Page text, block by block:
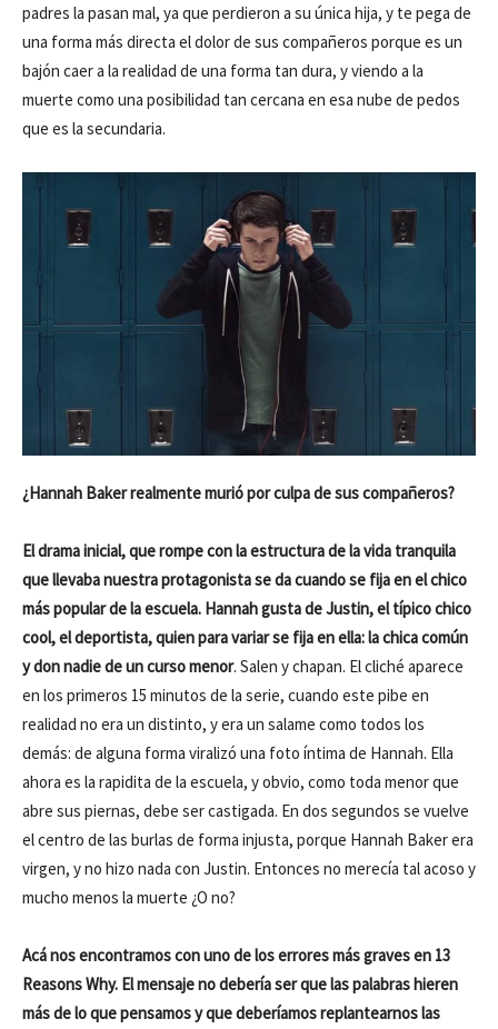
padres la pasan mal, ya que perdieron a su única hija, y te pega de
una forma más directa el dolor de sus compañeros porque es un
bajón caer a la realidad de una forma tan dura, y viendo a la
muerte como una posibilidad tan cercana en esa nube de pedos
que es la secundaria.
¿Hannah Baker realmente murió por culpa de sus compañeros?
El drama inicial, que rompe con la estructura de la vida tranquila
que llevaba nuestra protagonista se da cuando se fija en el chico
más popular de la escuela. Hannah gusta de Justin, el típico chico
cool, el deportista, quien para variar se fija en ella: la chica común
y don nadie de un curso menor. Salen y chapan. El cliché aparece
en los primeros 15 minutos de la serie, cuando este pibe en
realidad no era un distinto, y era un salame como todos los
demás: de alguna forma viralizó una foto íntima de Hannah. Ella
ahora es la rapidita de la escuela, y obvio, como toda menor que
abre sus piernas, debe ser castigada. En dos segundos se vuelve
el centro de las burlas de forma injusta, porque Hannah Baker era
virgen, y no hizo nada con Justin. Entonces no merecía tal acoso y
mucho menos la muerte ¿O no?
Acá nos encontramos con uno de los errores más graves en 13
Reasons Why. El mensaje no debería ser que las palabras hieren
más de lo que pensamos y que deberíamos replantearnos las